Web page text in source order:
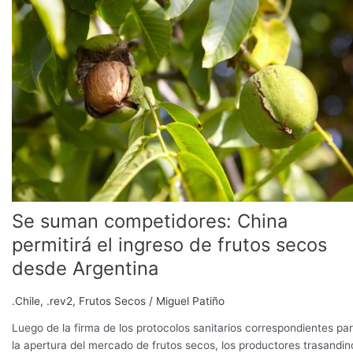
Se suman competidores: China
permitirá el ingreso de frutos secos
desde Argentina
.Chile, .rev2, Frutos Secos / Miguel Patiño
Luego de la firma de los protocolos sanitarios correspondientes
la apertura del mercado de frutos secos, los productores
competidores:
China
permitirá
el
ingreso
de
frutos
secos
desde
Argentina